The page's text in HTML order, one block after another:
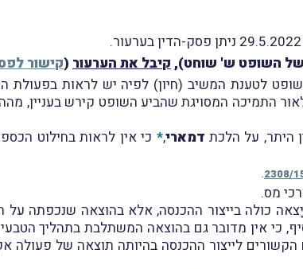
של השופט ש' שוחט), קיבל את הערעור (קישור
לטענת המשיב (חיון) לפיה יש לראות בפעולת
המסויגת שהביע השופט קירש בעניין,
דמארי,
* כי אין לראות בחילוט
.
מס.
כולה בייצור ההכנסה, אלא בהוצאה שנכפתה
כי אין מדובר גם בהוצאה המשתלבת בתהליך
הקשורים לייצור ההכנסה בהיותה תוצאה של פעולה